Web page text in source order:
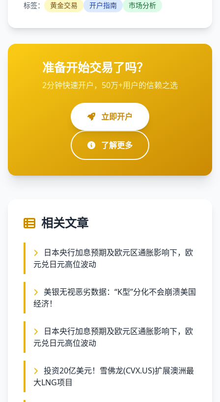
标签： 黄金交易 开户指南 市场分析
准备开始交易了吗？
2分钟快速开户，50万+用户的信赖之选
立即开户
了解更多
相关文章
元兑日元高位波动
经济！
元兑日元高位波动
大LNG项目